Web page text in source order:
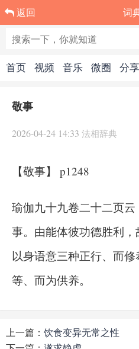
返回 词
首页 视频 音乐 微圈 分享
敬事
2026-04-24 14:33 法相辞典
【敬事】 p1248
瑜伽九十九卷二十二页
事。由能体彼功德胜利，
以身语意三种正行、而
等、而为供养。
上一篇： 饮食变异无常之性